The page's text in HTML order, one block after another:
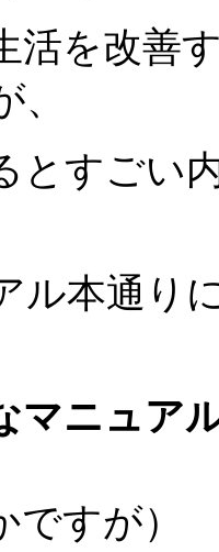
活を改善
とすごい
ル本通り
マニュア
ですが）